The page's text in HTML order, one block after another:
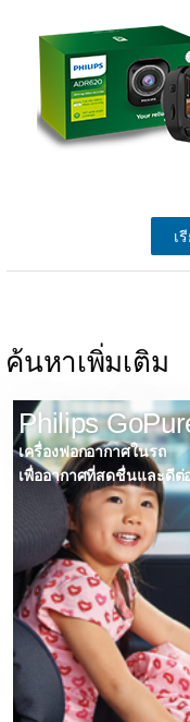
เ
ค้นหาเพิ่มเติม
Philips
เครื่องฟอกอากาศในรถ
เพื่ออากาศที่สดชื่นและดี